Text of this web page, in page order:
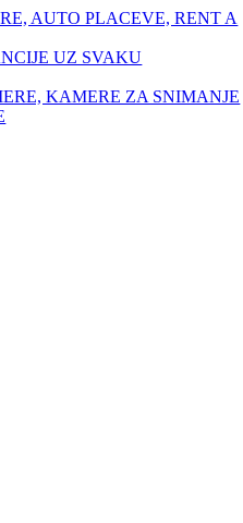
AUTO PLACEVE, RENT A
UZ SVAKU
KAMERE ZA SNIMANJE